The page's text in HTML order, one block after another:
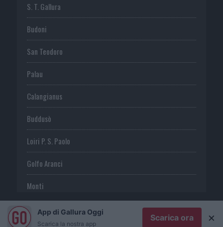
S. T. Gallura
Budoni
San Teodoro
Palau
Calangianus
Buddusò
Loiri P. S. Paolo
Golfo Aranci
Monti
TeltiApp di Gallura Oggi
Scarica la nostra app
Scarica ora ×